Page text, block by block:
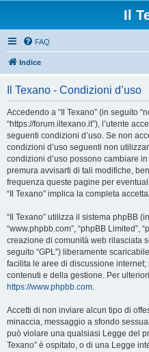
Il
FAQ
Indice
Il Texano - Condizioni d’uso
Accedendo a “Il Texano” (in seguito
“https://forum.iltexano.it”), l’utente
seguenti condizioni d’uso. Se non
condizioni d’uso seguenti non
condizioni d’uso possono cambiare
premura avvisarti di tali modifiche,
frequenza queste pagine per
“Il Texano” implica la completa
“Il Texano” utilizza il sistema phpBB
“www.phpbb.com”, “phpBB Limited”,
creazione di comunità web rilasciata
seguito “GPL”) liberamente
facilita le aree di discussione
contenuti e della gestione. Per
https://www.phpbb.com.
Accetti di non inviare alcun tipo di
minaccia, messaggio a sfondo
può violare una qualsiasi Legge del
Texano” è ospitato, o di una Legge